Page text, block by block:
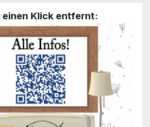
einen Klick entfernt: